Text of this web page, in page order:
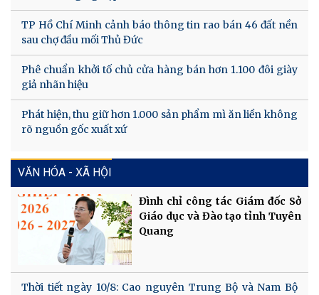
TP Hồ Chí Minh cảnh báo thông tin rao bán 46 đất nền
sau chợ đầu mối Thủ Đức
Phê chuẩn khởi tố chủ cửa hàng bán hơn 1.100 đôi giày
giả nhãn hiệu
Phát hiện, thu giữ hơn 1.000 sản phẩm mì ăn liền không
rõ nguồn gốc xuất xứ
VĂN HÓA - XÃ HỘI
Đình chỉ công tác Giám đốc Sở
Giáo dục và Đào tạo tỉnh Tuyên
Quang
Thời tiết ngày 10/8: Cao nguyên Trung Bộ và Nam Bộ